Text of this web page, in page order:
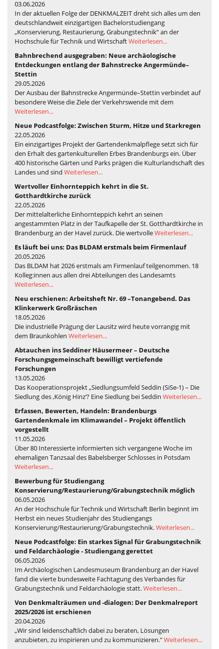
03.06.2026
In der aktuellen Folge der DENKMALZEIT dreht sich alles um den
deutschlandweit einzigartigen Bachelorstudiengang
„Konservierung, Restaurierung, Grabungstechnik“ an der
Hochschule für Technik und WirtschaftWeiterlesen...
Bahnbrechend ausgegraben: Neue archäologische
Entdeckungen entlang der Bahnstrecke Angermünde–
Stettin
29.05.2026
Der Ausbau der Bahnstrecke Angermünde–Stettin verbindet auf
besondere Weise die Ziele der Verkehrswende mit dem
Weiterlesen...
Neue Podcastfolge: Zwischen Sturm, Hitze und Starkregen
22.05.2026
Ein einzigartiges Projekt der Gartendenkmalpflege setzt sich für
den Erhalt des gartenkulturellen Erbes Brandenburgs ein. Über
400 historische Gärten und Parks prägen die Kulturlandschaft des
Landes und sind Weiterlesen...
Wertvoller Einhornteppich kehrt in die St.
Gotthardtkirche zurück
22.05.2026
Der mittelalterliche Einhornteppich kehrt an seinen
angestammten Platz in der Taufkapelle der St. Gotthardtkirche in
Brandenburg an der Havel zurück. Die wertvolleWeiterlesen...
Es läuft bei uns: Das BLDAM erstmals beim Firmenlauf
20.05.2026
Das BLDAM hat 2026 erstmals am Firmenlauf teilgenommen. 18
Kolleg:innen aus allen drei Abteilungen des Landesamts
Weiterlesen...
Neu erschienen: Arbeitsheft Nr. 69 –Tonangebend. Das
Klinkerwerk Großräschen
18.05.2026
Die industrielle Prägung der Lausitz wird heute vorrangig mit
dem Braunkohlen Weiterlesen...
Abtauchen ins Seddiner Häusermeer – Deutsche
Forschungsgemeinschaft bewilligt vertiefende
Forschungen
13.05.2026
Das Kooperationsprojekt „Siedlungsumfeld Seddin (SiSe-1) – Die
Siedlung des ‚König Hinz‘? Eine Siedlung bei Seddin Weiterlesen...
Erfassen, Bewerten, Handeln: Brandenburgs
Gartendenkmale im Klimawandel – Projekt öffentlich
vorgestellt
11.05.2026
Über 80 Interessierte informierten sich vergangene Woche im
ehemaligen Tanzsaal des Babelsberger Schlosses in Potsdam
Weiterlesen...
Bewerbung für Studiengang
Konservierung/Restaurierung/Grabungstechnik möglich
06.05.2026
An der Hochschule für Technik und Wirtschaft Berlin beginnt im
Herbst ein neues Studienjahr des Studiengangs
Konservierung/Restaurierung/Grabungstechnik.Weiterlesen...
Neue Podcastfolge: Ein starkes Signal für Grabungstechnik
und Feldarchäologie - Studiengang gerettet
06.05.2026
Im Archäologischen Landesmuseum Brandenburg an der Havel
fand die vierte bundesweite Fachtagung des Verbandes für
Grabungstechnik und Feldarchäologie statt.Weiterlesen...
Von Denkmalträumen und -dialogen: Der Denkmalreport
2025/2026 ist erschienen
20.04.2026
„Wir sind leidenschaftlich dabei zu beraten, Lösungen
anzubieten, zu inspirieren und zu kommunizieren."Weiterlesen...